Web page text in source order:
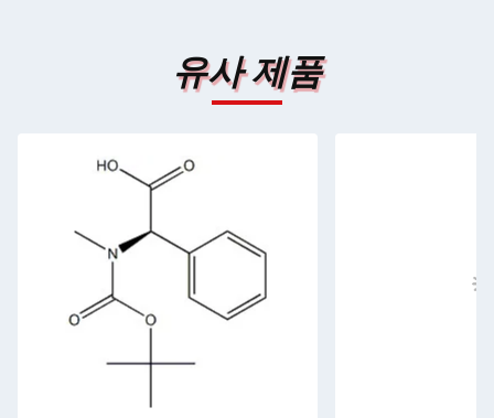
유사 제품